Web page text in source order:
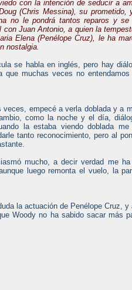
con la intención de seducir a
(Chris Messina), su prometido,
no le pondrá tantos reparos y se
Juan Antonio, a quien la
Elena (Penélope Cruz), le ha
nostalgia.
se habla en inglés, pero hay
muchas veces no entendamos
veces, empecé a verla doblada ya
como la noche y el día,
la estaba viendo doblada me
tanto reconocimiento, pero al
mucho, a decir verdad me ha
luego remonta el vuelo, la
la actuación de Penélope Cruz, y
Woody no ha sabido sacar más